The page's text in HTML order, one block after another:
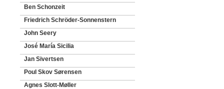
Ben Schonzeit
Friedrich Schröder-Sonnenstern
John Seery
José María Sicilia
Jan Sivertsen
Poul Skov Sørensen
Agnes Slott-Møller